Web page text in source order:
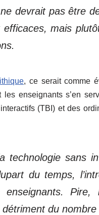
devrait pas être
mais
, ce serait comme
enseignants s’en
(TBI) et des
technologie sans
du temps,
enseignants.
du nombre